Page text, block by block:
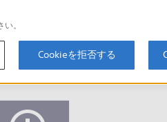
。
Cookieを拒否する